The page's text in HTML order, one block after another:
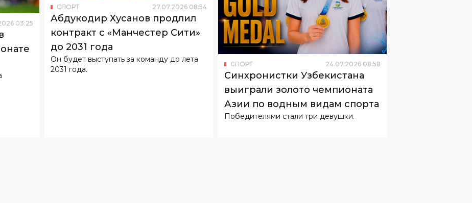
2026
СПОРТ . 2026
Абдукодир Хусанов продлил
контракт с «Манчестер Сити»
до 2031 года
СПОРТ 24 .07 .2026 08
Синхронистки Узбекистана
выиграли золото чемпионата
Азии по водным видам спорта